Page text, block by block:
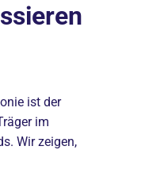
ist der
im
Wir zeigen,